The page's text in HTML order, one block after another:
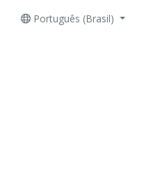
Português (Brasil)